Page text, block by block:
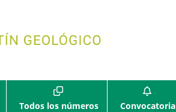
Todos los números Convocatoria